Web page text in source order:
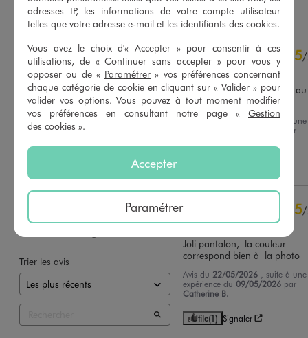
5/5
Basé sur4
contrôle
Voir tous les avis sur ce site
5
étoiles
0
0
2étoiles
Trier les avis
5/
Avis vérifié et récompensé
J'adore. Prévoir 1 à 2 taille au
dessous de sa vraie taille.
Avis du13/06/2026 , suite à une
par
5/
Avis vérifié et récompensé
Joli pantalon,  la couleur
correspond bien à  la photo
Avis du 22/05/2026
, suite à une
expérience du09/05/2026 par
Catherine B.
Utile(1) Signaler
adresses IP, les informations de votre compte utilisateur
telles que votre adresse e-mail et les identifiants des cookies.
Vous avez le choix d'« Accepter » pour consentir à ces
utilisations, de « Continuer sans accepter » pour vous y
opposer ou de « Paramétrer » vos préférences concernant
chaque catégorie de cookie en cliquant sur « Valider » pour
valider vos options. Vous pouvez à tout moment modifier
vos préférences en consultant notre page « Gestion
des cookies ».
Accepter
Paramétrer